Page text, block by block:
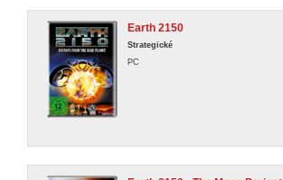
Earth 2150
Strategické
PC